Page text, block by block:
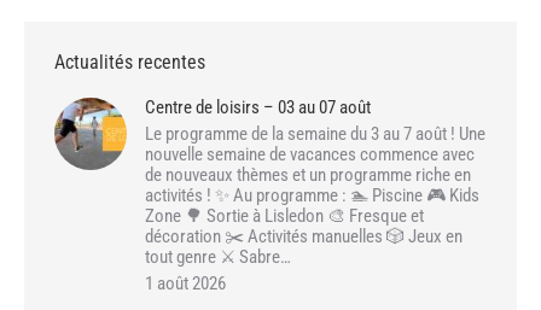
Actualités recentes
Centre de loisirs – 03 au 07 août
Le programme de la semaine du 3 au 7 août ! Une
nouvelle semaine de vacances commence avec
de nouveaux thèmes et un programme riche en
activités ! ✨ Au programme : 🏊 Piscine 🎮 Kids
Zone 🌳 Sortie à Lisledon 🎨 Fresque et
décoration ✂️ Activités manuelles 🎲 Jeux en
tout genre ⚔️ Sabre…
1 août 2026